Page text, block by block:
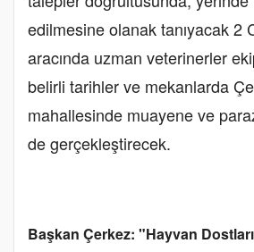
edilmesine olanak tanıyacak 2
aracında uzman veterinerler
belirli tarihler ve mekanlarda
mahallesinde muayene ve
de gerçekleştirecek.
Başkan Çerkez: "Hayvan